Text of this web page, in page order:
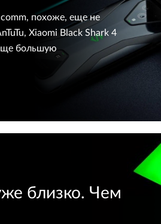
похоже, еще не
Xiaomi Black Shark 4
большую
близко. Чем